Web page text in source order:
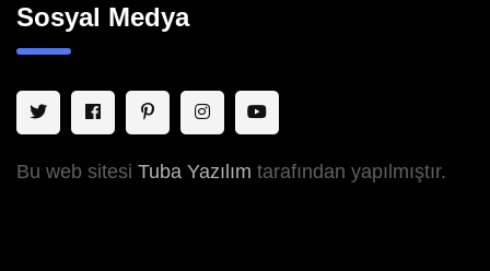
Sosyal Medya
Bu web sitesi Tuba Yazılım tarafından yapılmıştır.